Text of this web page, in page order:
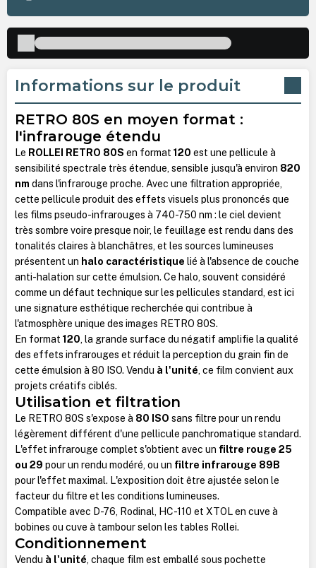
Informations sur le produit
RETRO 80S en moyen format :
l'infrarouge étendu
Le ROLLEI RETRO 80S en format 120 est une pellicule à
sensibilité spectrale très étendue, sensible jusqu'à environ 820
nm dans l'infrarouge proche. Avec une filtration appropriée,
cette pellicule produit des effets visuels plus prononcés que
les films pseudo-infrarouges à 740-750 nm : le ciel devient
très sombre voire presque noir, le feuillage est rendu dans des
tonalités claires à blanchâtres, et les sources lumineuses
présentent un halo caractéristique lié à l'absence de couche
anti-halation sur cette émulsion. Ce halo, souvent considéré
comme un défaut technique sur les pellicules standard, est ici
une signature esthétique recherchée qui contribue à
l'atmosphère unique des images RETRO 80S.
En format 120, la grande surface du négatif amplifie la qualité
des effets infrarouges et réduit la perception du grain fin de
cette émulsion à 80 ISO. Vendu à l'unité, ce film convient aux
projets créatifs ciblés.
Utilisation et filtration
Le RETRO 80S s'expose à 80 ISO sans filtre pour un rendu
légèrement différent d'une pellicule panchromatique standard.
L'effet infrarouge complet s'obtient avec un filtre rouge 25
ou 29 pour un rendu modéré, ou un filtre infrarouge 89B
pour l'effet maximal. L'exposition doit être ajustée selon le
facteur du filtre et les conditions lumineuses.
Compatible avec D-76, Rodinal, HC-110 et XTOL en cuve à
bobines ou cuve à tambour selon les tables Rollei.
Conditionnement
Vendu à l'unité, chaque film est emballé sous pochette